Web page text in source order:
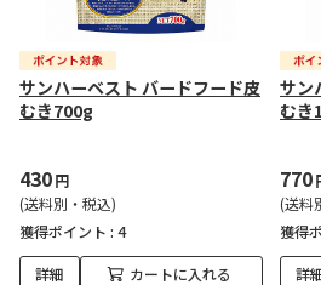
サンハーベスト バードフード皮
むき700g
430円
(送料別・税込)
獲得ポイント : 4
詳細 カートに入れる
サン
むき
770
(送料
獲得
詳